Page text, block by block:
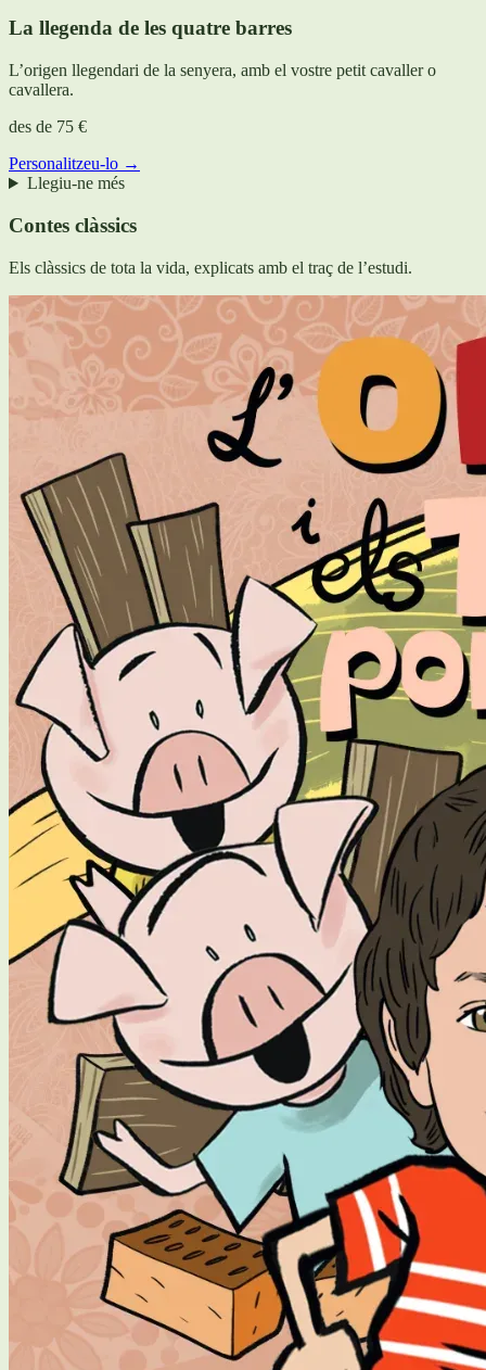
La llegenda de les quatre barres
L’origen llegendari de la senyera, amb el vostre petit cavaller o
cavallera.
des de 75 €
Personalitzeu-lo →
Llegiu-ne més
Contes clàssics
Els clàssics de tota la vida, explicats amb el traç de l’estudi.